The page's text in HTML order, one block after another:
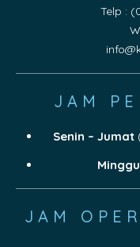
Telp :
JAM
Senin – Jumat
JAM